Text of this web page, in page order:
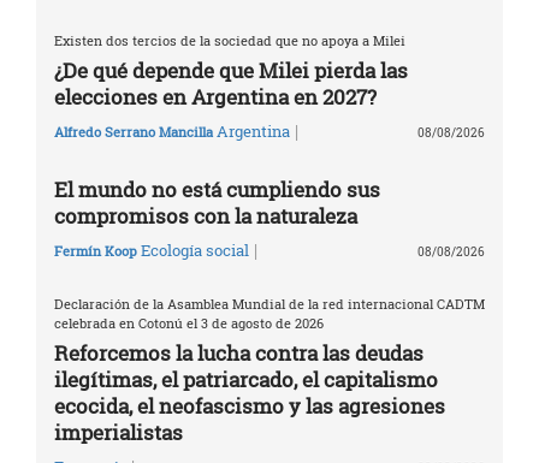
Existen dos tercios de la sociedad que no apoya a Milei
¿De qué depende que Milei pierda las
elecciones en Argentina en 2027?
Alfredo Serrano Mancilla Argentina | 08/08/2026
El mundo no está cumpliendo sus
compromisos con la naturaleza
Fermín Koop Ecología social | 08/08/2026
Declaración de la Asamblea Mundial de la red internacional CADTM
celebrada en Cotonú el 3 de agosto de 2026
Reforcemos la lucha contra las deudas
ilegítimas, el patriarcado, el capitalismo
ecocida, el neofascismo y las agresiones
imperialistas